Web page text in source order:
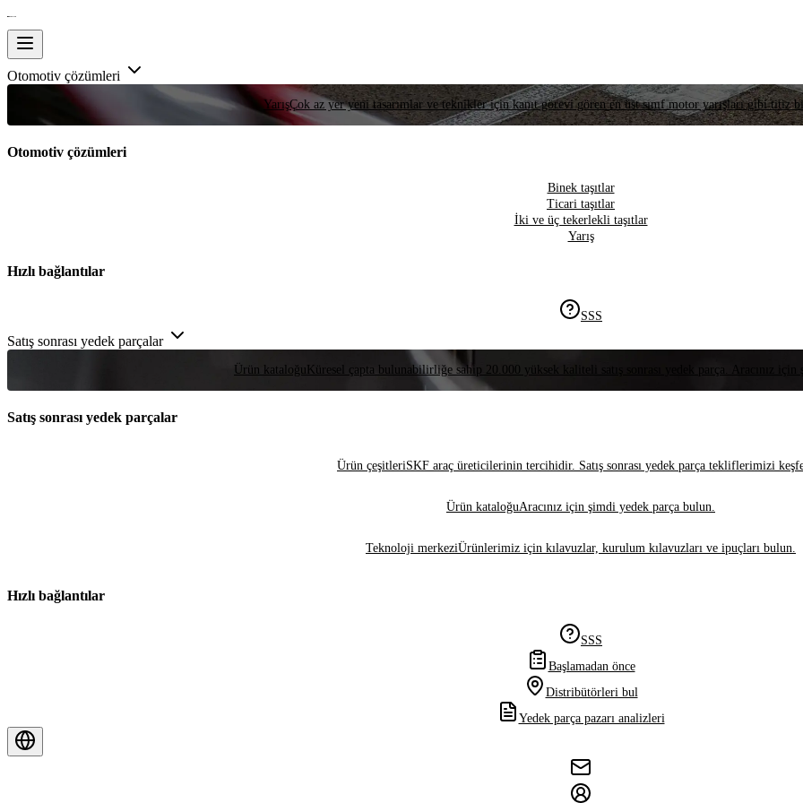
Otomotiv çözümleri
YarışÇok az yer yeni tasarımlar ve teknikler için kanıt görevi gören en üst sınıf motor yarışları gibi titiz
Otomotiv çözümleri
Binek taşıtlar
Ticari taşıtlar
İki ve üç tekerlekli taşıtlar
Yarış
Hızlı bağlantılar
SSS
Satış sonrası yedek parçalar
Ürün kataloğu Küresel çapta bulunabilirliğe sahip 20.000 yüksek kaliteli satış sonrası yedek parça. Aracınız
Satış sonrası yedek parçalar
Ürün çeşitleriSKF araç üreticilerinin tercihidir. Satış sonrası yedek parça tekliflerimizi
Ürün kataloğuAracınız için şimdi yedek parça bulun.
Teknoloji merkeziÜrünlerimiz için kılavuzlar, kurulum kılavuzları ve ipuçları bulun.
Hızlı bağlantılar
SSS
Başlamadan önce
Distribütörleri bul
Yedek parça pazarı analizleri